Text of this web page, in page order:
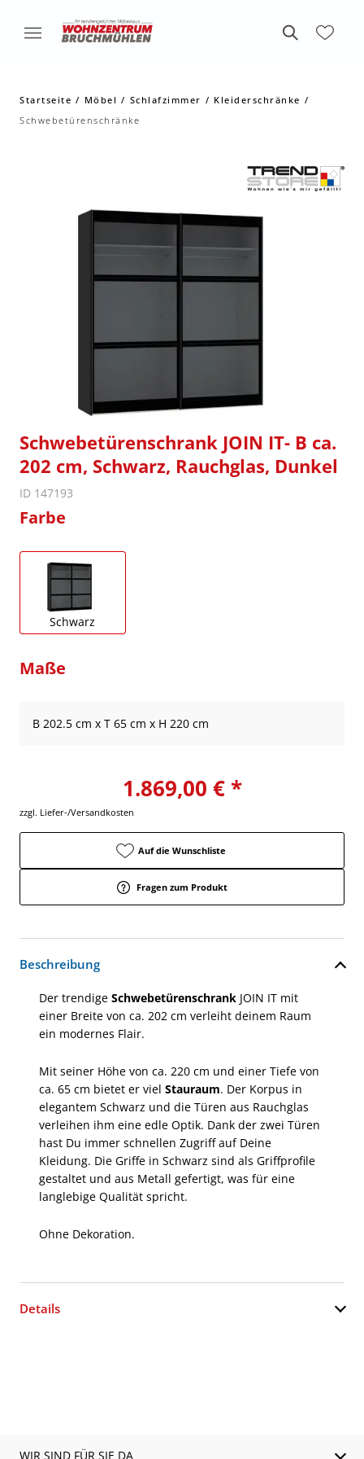
Startseite Möbel Schlafzimmer
Kleiderschränke
Schwebetürenschränke
Schwebetürenschrank JOIN IT- B ca.
202 cm, Schwarz, Rauchglas, Dunkel
ID 147193
Farbe
Schwarz
Maße
B 202.5 cm x T 65 cm x H 220 cm
1.869,00 € *
zzgl. Liefer-/Versandkosten
Auf die Wunschliste
Fragen zum Produkt
Beschreibung
Der trendige Schwebetürenschrank JOIN IT mit
einer Breite von ca. 202 cm verleiht deinem Raum
ein modernes Flair.
Mit seiner Höhe von ca. 220 cm und einer Tiefe von
ca. 65 cm bietet er viel Stauraum. Der Korpus in
elegantem Schwarz und die Türen aus Rauchglas
verleihen ihm eine edle Optik. Dank der zwei Türen
hast Du immer schnellen Zugriff auf Deine
Kleidung. Die Griffe in Schwarz sind als Griffprofile
gestaltet und aus Metall gefertigt, was für eine
langlebige Qualität spricht.
Ohne Dekoration.
Details
WIR SIND FÜR SIE DA